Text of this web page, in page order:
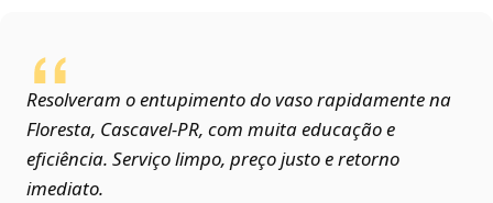
Resolveram o entupimento do vaso rapidamente na
Floresta, Cascavel‑PR, com muita educação e
eficiência. Serviço limpo, preço justo e retorno
imediato.